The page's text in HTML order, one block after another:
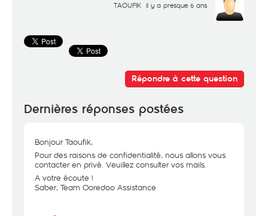
TAOUFIK il y a presque 6 ans
Répondre à cette question
Dernières réponses postées
Bonjour Taoufik,
Pour des raisons de confidentialité, nous allons vous
contacter en privé. Veuillez consulter vos mails.
A votre écoute !
Saber, Team Ooredoo Assistance